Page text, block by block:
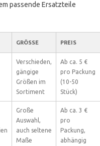
passende Ersatzteile
GRÖSSE PREIS
Verschieden,
gängige
Größen im
Sortiment
Ab ca. 5 €
pro Packung
(10-50
Stück)
Große
Auswahl,
auch seltene
Maße
Ab ca. 3 €
pro
Packung,
abhängig